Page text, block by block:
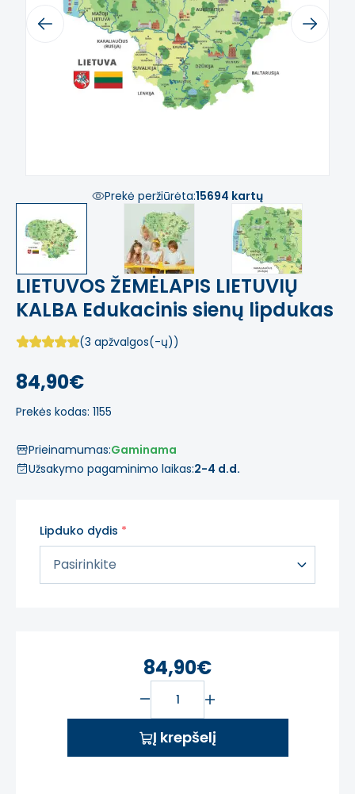
Previous Next
Prekė peržiūrėta:15694 kartų
LIETUVOS ŽEMĖLAPIS LIETUVIŲ
KALBA Edukacinis sienų lipdukas
(3 apžvalgos(-ų))
84,90€
Prekės kodas: 1155
Prieinamumas:Gaminama
Užsakymo pagaminimo laikas:2-4 d.d.
Lipduko dydis
84,90€
Į krepšelį